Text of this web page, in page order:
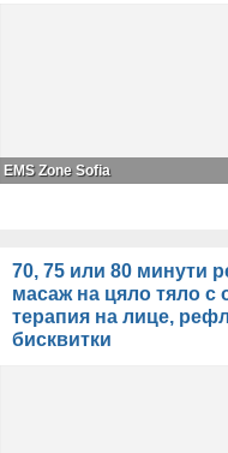
EMS Zone Sofia
70, 75 или 80 минути
масаж на цяло тяло
терапия на лице,
бисквитки